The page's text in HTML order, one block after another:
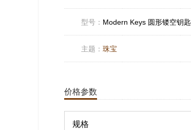
型号： Modern Keys 圆形镂空钥匙
主题： 珠宝
价格参数
规格